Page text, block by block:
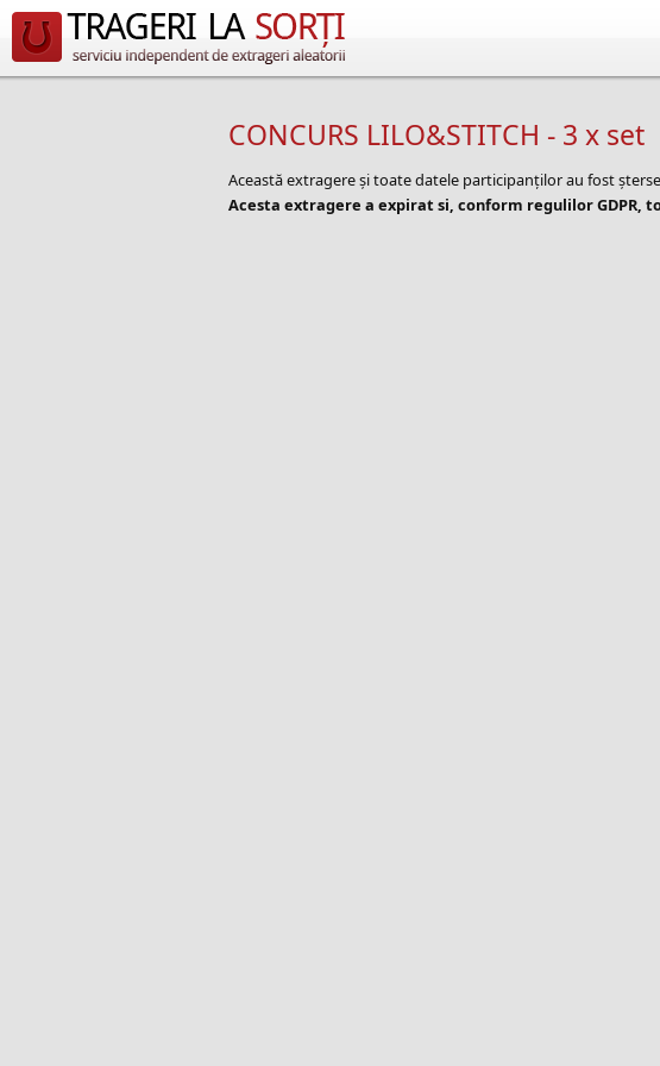
CONCURS LILO&STITCH - 3 x set
Această extragere și toate datele participanților au fost
Acesta extragere a expirat si, conform regulilor GDPR,